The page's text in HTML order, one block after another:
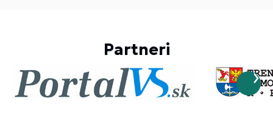
Partneri